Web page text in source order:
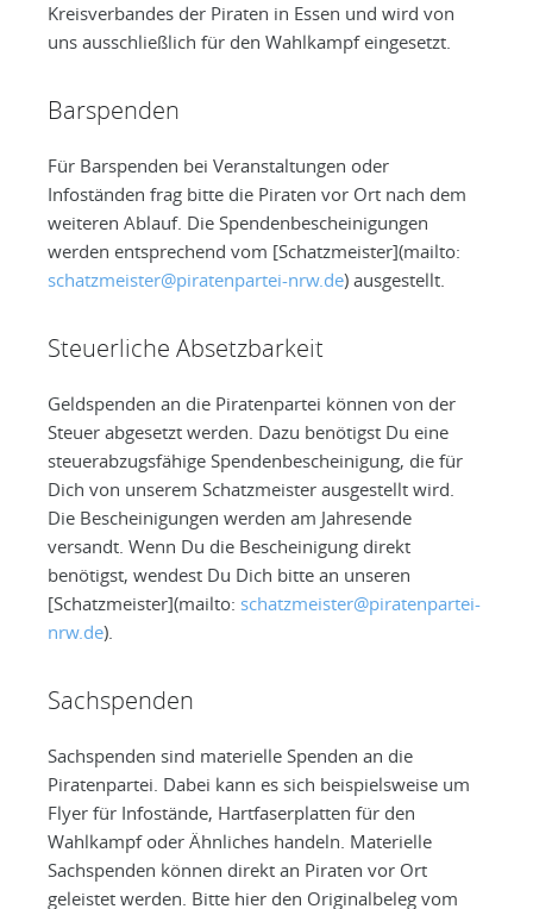
Kreisverbandes der Piraten in Essen und wird von
uns ausschließlich für den Wahlkampf eingesetzt.
Barspenden
Für Barspenden bei Veranstaltungen oder
Infoständen frag bitte die Piraten vor Ort nach dem
weiteren Ablauf. Die Spendenbescheinigungen
werden entsprechend vom [Schatzmeister](mailto:
schatzmeister@piratenpartei-nrw.de) ausgestellt.
Steuerliche Absetzbarkeit
Geldspenden an die Piratenpartei können von der
Steuer abgesetzt werden. Dazu benötigst Du eine
steuerabzugsfähige Spendenbescheinigung, die für
Dich von unserem Schatzmeister ausgestellt wird.
Die Bescheinigungen werden am Jahresende
versandt. Wenn Du die Bescheinigung direkt
benötigst, wendest Du Dich bitte an unseren
[Schatzmeister](mailto: schatzmeister@piratenpartei-
nrw.de).
Sachspenden
Sachspenden sind materielle Spenden an die
Piratenpartei. Dabei kann es sich beispielsweise um
Flyer für Infostände, Hartfaserplatten für den
Wahlkampf oder Ähnliches handeln. Materielle
Sachspenden können direkt an Piraten vor Ort
geleistet werden. Bitte hier den Originalbeleg vom